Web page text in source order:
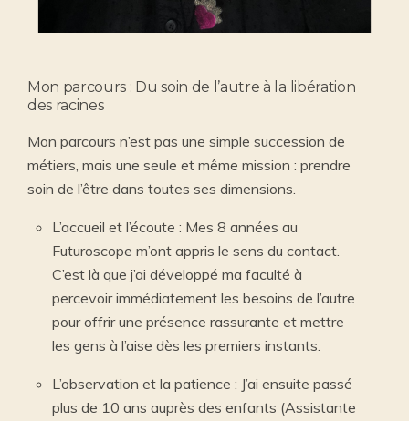
Mon parcours : Du soin de l’autre à la libération
des racines
Mon parcours n’est pas une simple succession de
métiers, mais une seule et même mission : prendre
soin de l’être dans toutes ses dimensions.
L’accueil et l’écoute : Mes 8 années au
Futuroscope m’ont appris le sens du contact.
C’est là que j’ai développé ma faculté à
percevoir immédiatement les besoins de l’autre
pour offrir une présence rassurante et mettre
les gens à l’aise dès les premiers instants.
L’observation et la patience : J’ai ensuite passé
plus de 10 ans auprès des enfants (Assistante